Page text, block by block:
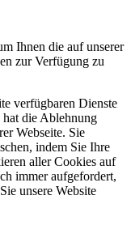
Ihnen die auf unserer
zur Verfügung zu
verfügbaren Dienste
die Ablehnung
Webseite. Sie
indem Sie Ihre
aller Cookies auf
immer aufgefordert,
unsere Website